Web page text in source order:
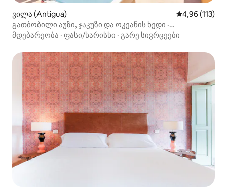
ვილა (Antigua) საშუალო
4,96 (113)
გათბობილი აუზი, ჯაკუზი და ოკეანის ხედი ·
საოჯახო ვილა
მდებარეობა · ფასი/ხარისხი · გარე სივრცეები